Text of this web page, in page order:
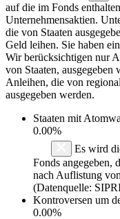
auf die im Fonds
Unternehmensaktien.
die von Staaten
Geld leihen. Sie haben
Wir berücksichtigen nur
von Staaten,
Anleihen, die von
ausgegeben werden.
Staaten mit
0.00%
Es wird
Fonds angegeben,
nach Auflistung
(Datenquelle:
Kontroversen um
0.00%